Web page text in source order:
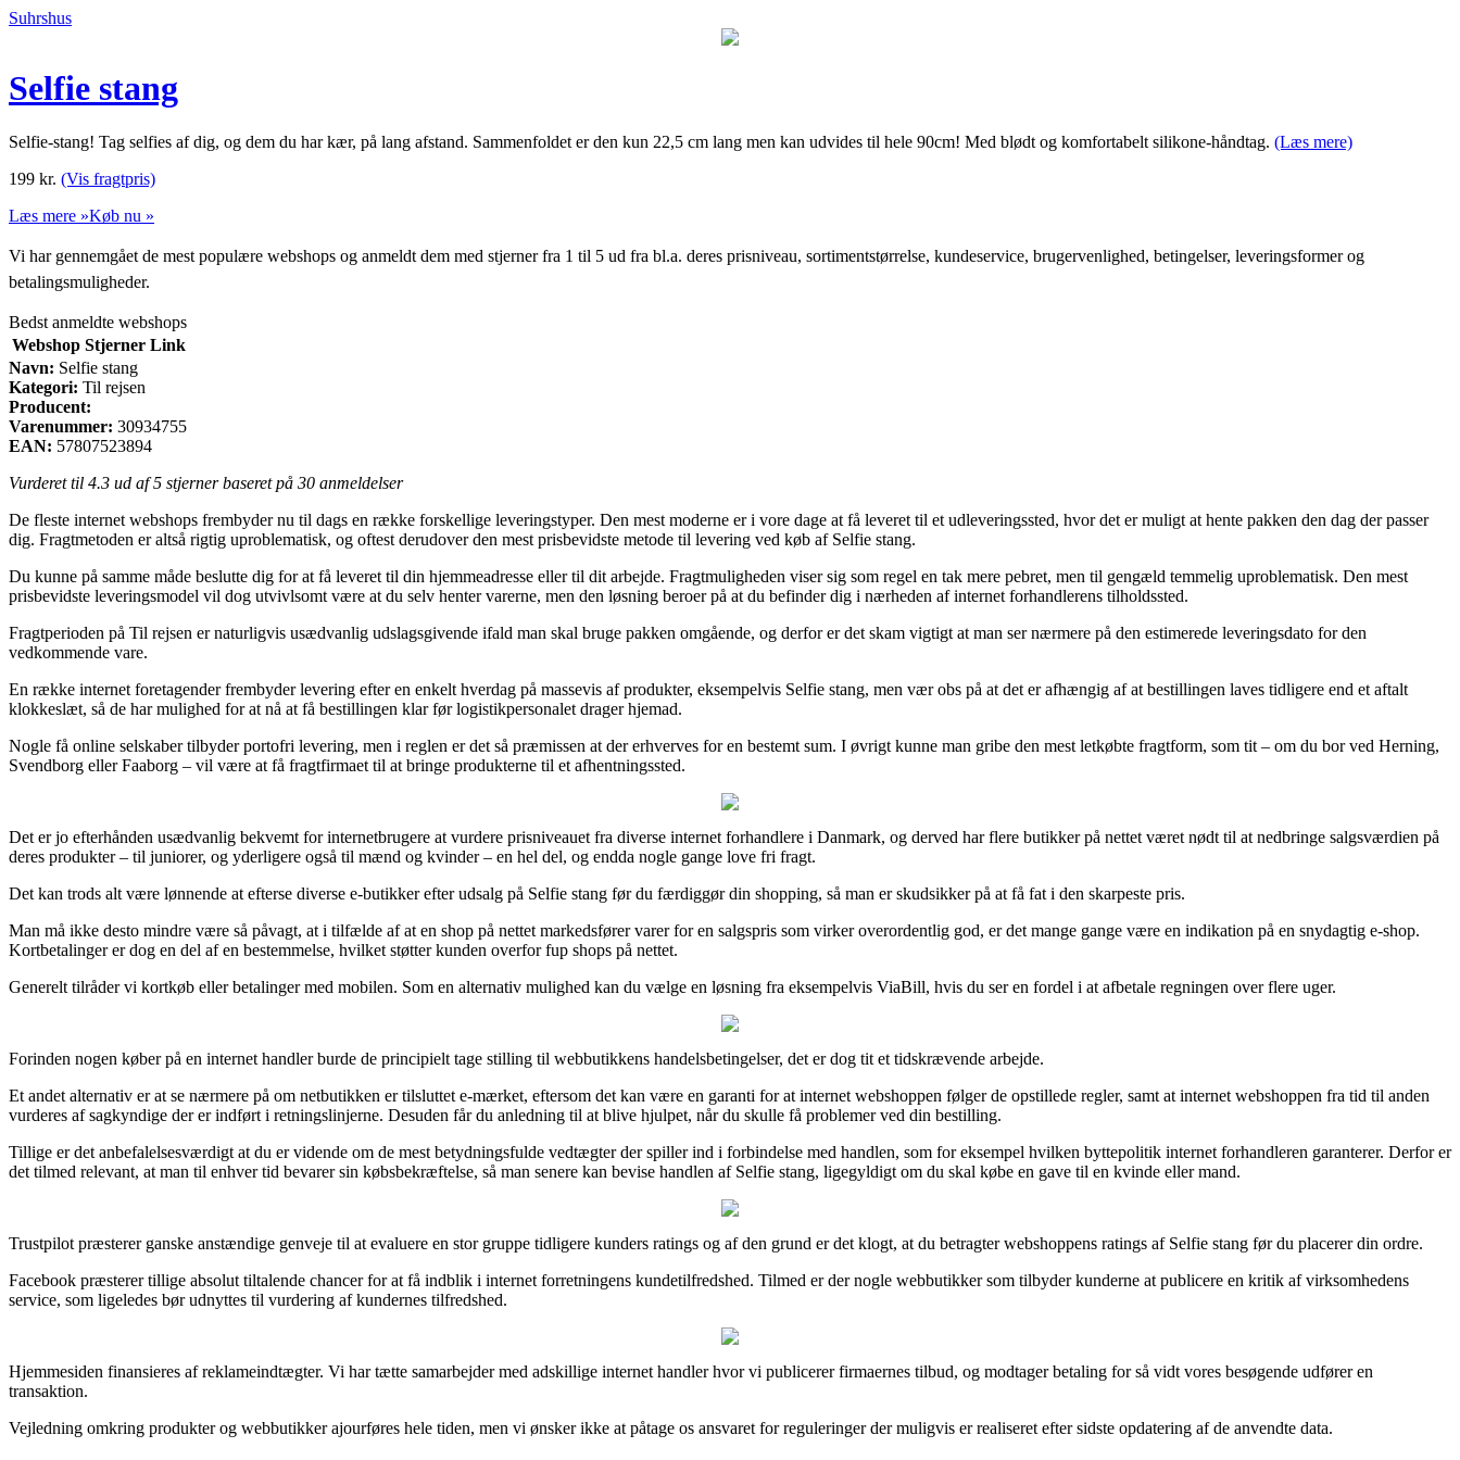
Suhrshus
Selfie stang
Selfie-stang! Tag selfies af dig, og dem du har kær, på lang afstand. Sammenfoldet er den kun 22,5 cm lang men kan udvides til hele 90cm! Med blødt og komfortabelt silikone-håndtag. (Læs mere)
199 kr. (Vis fragtpris)
Læs mere »Køb nu »
Vi har gennemgået de mest populære webshops og anmeldt dem med stjerner fra 1 til 5 ud fra bl.a. deres prisniveau, sortimentstørrelse, kundeservice, brugervenlighed, betingelser, leveringsformer og
betalingsmuligheder.
Bedst anmeldte webshops
Webshop Stjerner Link
Navn: Selfie stang
Kategori: Til rejsen
Producent:
Varenummer: 30934755
EAN: 57807523894
Vurderet til 4.3 ud af 5 stjerner baseret på 30 anmeldelser
De fleste internet webshops frembyder nu til dags en række forskellige leveringstyper. Den mest moderne er i vore dage at få leveret til et udleveringssted, hvor det er muligt at hente pakken den dag der passer
dig. Fragtmetoden er altså rigtig uproblematisk, og oftest derudover den mest prisbevidste metode til levering ved køb af Selfie stang.
Du kunne på samme måde beslutte dig for at få leveret til din hjemmeadresse eller til dit arbejde. Fragtmuligheden viser sig som regel en tak mere pebret, men til gengæld temmelig uproblematisk. Den mest
prisbevidste leveringsmodel vil dog utvivlsomt være at du selv henter varerne, men den løsning beroer på at du befinder dig i nærheden af internet forhandlerens tilholdssted.
Fragtperioden på Til rejsen er naturligvis usædvanlig udslagsgivende ifald man skal bruge pakken omgående, og derfor er det skam vigtigt at man ser nærmere på den estimerede leveringsdato for den
vedkommende vare.
En række internet foretagender frembyder levering efter en enkelt hverdag på massevis af produkter, eksempelvis Selfie stang, men vær obs på at det er afhængig af at bestillingen laves tidligere end et aftalt
klokkeslæt, så de har mulighed for at nå at få bestillingen klar før logistikpersonalet drager hjemad.
Nogle få online selskaber tilbyder portofri levering, men i reglen er det så præmissen at der erhverves for en bestemt sum. I øvrigt kunne man gribe den mest letkøbte fragtform, som tit – om du bor ved Herning,
Svendborg eller Faaborg – vil være at få fragtfirmaet til at bringe produkterne til et afhentningssted.
Det er jo efterhånden usædvanlig bekvemt for internetbrugere at vurdere prisniveauet fra diverse internet forhandlere i Danmark, og derved har flere butikker på nettet været nødt til at nedbringe salgsværdien på
deres produkter – til juniorer, og yderligere også til mænd og kvinder – en hel del, og endda nogle gange love fri fragt.
Det kan trods alt være lønnende at efterse diverse e-butikker efter udsalg på Selfie stang før du færdiggør din shopping, så man er skudsikker på at få fat i den skarpeste pris.
Man må ikke desto mindre være så påvagt, at i tilfælde af at en shop på nettet markedsfører varer for en salgspris som virker overordentlig god, er det mange gange være en indikation på en snydagtig e-shop.
Kortbetalinger er dog en del af en bestemmelse, hvilket støtter kunden overfor fup shops på nettet.
Generelt tilråder vi kortkøb eller betalinger med mobilen. Som en alternativ mulighed kan du vælge en løsning fra eksempelvis ViaBill, hvis du ser en fordel i at afbetale regningen over flere uger.
Forinden nogen køber på en internet handler burde de principielt tage stilling til webbutikkens handelsbetingelser, det er dog tit et tidskrævende arbejde.
Et andet alternativ er at se nærmere på om netbutikken er tilsluttet e-mærket, eftersom det kan være en garanti for at internet webshoppen følger de opstillede regler, samt at internet webshoppen fra tid til anden
vurderes af sagkyndige der er indført i retningslinjerne. Desuden får du anledning til at blive hjulpet, når du skulle få problemer ved din bestilling.
Tillige er det anbefalelsesværdigt at du er vidende om de mest betydningsfulde vedtægter der spiller ind i forbindelse med handlen, som for eksempel hvilken byttepolitik internet forhandleren garanterer. Derfor er
det tilmed relevant, at man til enhver tid bevarer sin købsbekræftelse, så man senere kan bevise handlen af Selfie stang, ligegyldigt om du skal købe en gave til en kvinde eller mand.
Trustpilot præsterer ganske anstændige genveje til at evaluere en stor gruppe tidligere kunders ratings og af den grund er det klogt, at du betragter webshoppens ratings af Selfie stang før du placerer din ordre.
Facebook præsterer tillige absolut tiltalende chancer for at få indblik i internet forretningens kundetilfredshed. Tilmed er der nogle webbutikker som tilbyder kunderne at publicere en kritik af virksomhedens
service, som ligeledes bør udnyttes til vurdering af kundernes tilfredshed.
Hjemmesiden finansieres af reklameindtægter. Vi har tætte samarbejder med adskillige internet handler hvor vi publicerer firmaernes tilbud, og modtager betaling for så vidt vores besøgende udfører en
transaktion.
Vejledning omkring produkter og webbutikker ajourføres hele tiden, men vi ønsker ikke at påtage os ansvaret for reguleringer der muligvis er realiseret efter sidste opdatering af de anvendte data.